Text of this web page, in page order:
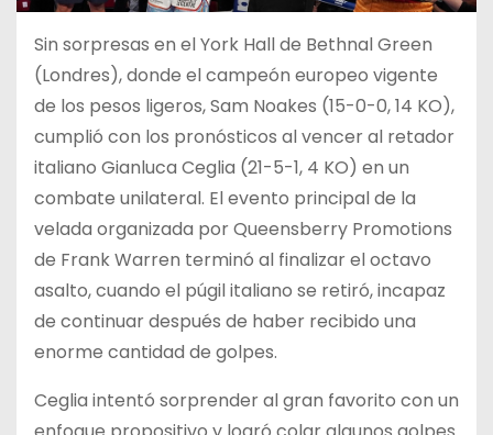
Sin sorpresas en el York Hall de Bethnal Green
(Londres), donde el campeón europeo vigente
de los pesos ligeros, Sam Noakes (15-0-0, 14 KO),
cumplió con los pronósticos al vencer al retador
italiano Gianluca Ceglia (21-5-1, 4 KO) en un
combate unilateral. El evento principal de la
velada organizada por Queensberry Promotions
de Frank Warren terminó al finalizar el octavo
asalto, cuando el púgil italiano se retiró, incapaz
de continuar después de haber recibido una
enorme cantidad de golpes.
Ceglia intentó sorprender al gran favorito con un